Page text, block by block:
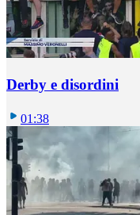
Derby e disordini
01:38